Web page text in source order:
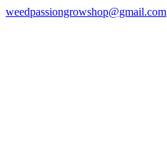
weedpassiongrowshop@gmail.com